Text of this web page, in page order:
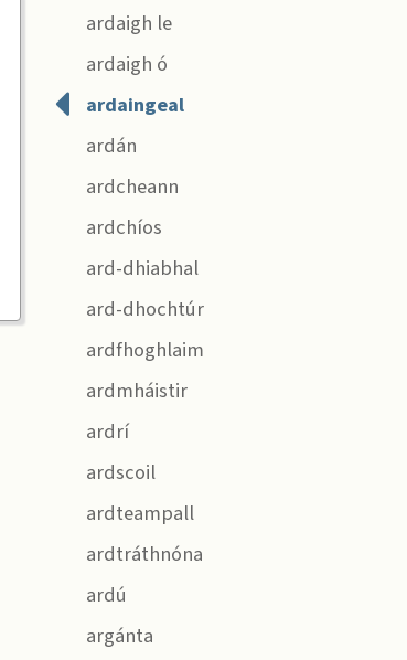
ardaigh le
ardaigh ó
ardaingeal
ardán
ardcheann
ardchíos
ard-dhiabhal
ard-dhochtúr
ardfhoghlaim
ardmháistir
ardrí
ardscoil
ardteampall
ardtráthnóna
ardú
argánta